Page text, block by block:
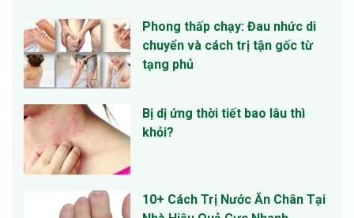
Phong thấp chạy: Đau nhức di
chuyển và cách trị tận gốc từ
tạng phủ
Bị dị ứng thời tiết bao lâu thì
khỏi?
10+ Cách Trị Nước Ăn Chân Tại